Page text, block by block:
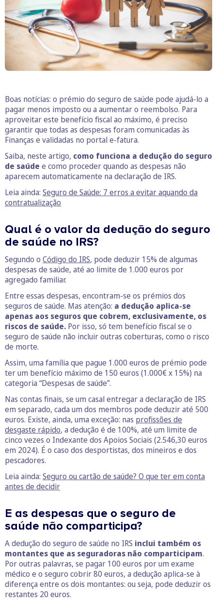
Boas notícias: o prémio do seguro de saúde pode ajudá-lo a
pagar menos imposto ou a aumentar o reembolso. Para
aproveitar este benefício fiscal ao máximo, é preciso
garantir que todas as despesas foram comunicadas às
Finanças e validadas no portal e-fatura.
Saiba, neste artigo, como funciona a dedução do seguro
de saúde e como proceder quando as despesas não
aparecem automaticamente na declaração de IRS.
Leia ainda: Seguro de Saúde: 7 erros a evitar aquando da
contratualização
Qual é o valor da dedução do seguro
de saúde no IRS?
Segundo o Código do IRS, pode deduzir 15% de algumas
despesas de saúde, até ao limite de 1.000 euros por
agregado familiar.
Entre essas despesas, encontram-se os prémios dos
seguros de saúde. Mas atenção: a dedução aplica-se
apenas aos seguros que cobrem, exclusivamente, os
riscos de saúde. Por isso, só tem benefício fiscal se o
seguro de saúde não incluir outras coberturas, como o risco
de morte.
Assim, uma família que pague 1.000 euros de prémio pode
ter um benefício máximo de 150 euros (1.000€ x 15%) na
categoria “Despesas de saúde”.
Nas contas finais, se um casal entregar a declaração de IRS
em separado, cada um dos membros pode deduzir até 500
euros. Existe, ainda, uma exceção: nas profissões de
desgaste rápido, a dedução é de 100%, até um limite de
cinco vezes o Indexante dos Apoios Sociais (2.546,30 euros
em 2024). É o caso dos desportistas, dos mineiros e dos
pescadores.
Leia ainda: Seguro ou cartão de saúde? O que ter em conta
antes de decidir
E as despesas que o seguro de
saúde não comparticipa?
A dedução do seguro de saúde no IRS inclui também os
montantes que as seguradoras não comparticipam.
Por outras palavras, se pagar 100 euros por um exame
médico e o seguro cobrir 80 euros, a dedução aplica-se à
diferença entre os dois montantes: ou seja, pode deduzir os
restantes 20 euros.